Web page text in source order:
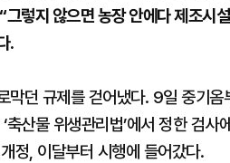
렇지 않으면 농장 안에다 제조시
.
막던 규제를 걷어냈다. 9일 중기
산물 위생관리법’에서 정한 검사
정, 이달부터 시행에 들어갔다.